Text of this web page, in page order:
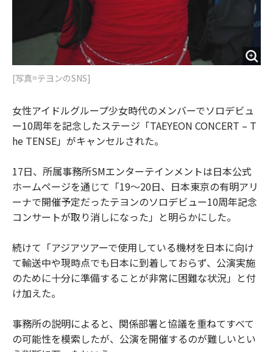
[写真=テヨンのSNS]
女性アイドルグループ少女時代のメンバーでソロデビュ
ー10周年を記念したステージ「TAEYEON CONCERT – T
he TENSE」がキャンセルされた。
17日、所属事務所SMエンターテインメントは日本公式
ホームページを通じて「19～20日、日本東京の有明アリ
ーナで開催予定だったテヨンのソロデビュー10周年記念
コンサートが取り消しになった」と明らかにした。
続けて「アジアツアーで使用している機材を日本に向け
て輸送中や現時点でも日本に到着しておらず、公演実施
のために十分に準備することが非常に困難な状況」と付
け加えた。
事務所の説明によると、関係部署と協議を重ねてすべて
の可能性を模索したが、公演を開催するのが難しいとい